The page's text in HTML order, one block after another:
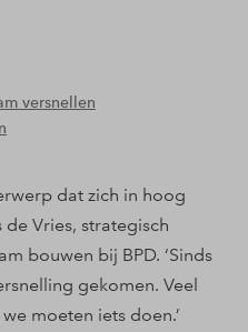
versnellen
dat zich in hoog
Vries, strategisch
bouwen bij BPD. ‘Sinds
gekomen. Veel
moeten iets doen.’